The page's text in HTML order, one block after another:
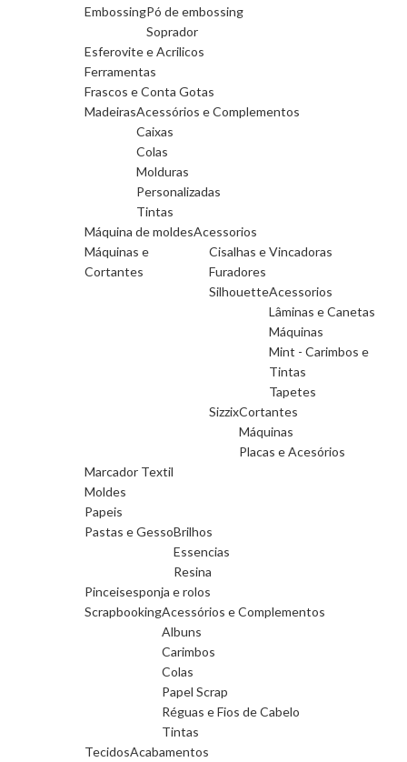
EmbossingPó de embossing
Soprador
Esferovite e Acrilicos
Ferramentas
Frascos e Conta Gotas
MadeirasAcessórios e Complementos
Caixas
Colas
Molduras
Personalizadas
Tintas
Máquina de moldesAcessorios
Máquinas e
Cortantes
Cisalhas e Vincadoras
Furadores
SilhouetteAcessorios
Lâminas e Canetas
Máquinas
Mint - Carimbos e
Tintas
Tapetes
SizzixCortantes
Máquinas
Placas e Acesórios
Marcador Textil
Moldes
Papeis
Pastas e GessoBrilhos
Essencias
Resina
Pinceisesponja e rolos
ScrapbookingAcessórios e Complementos
Albuns
Carimbos
Colas
Papel Scrap
Réguas e Fios de Cabelo
Tintas
TecidosAcabamentos